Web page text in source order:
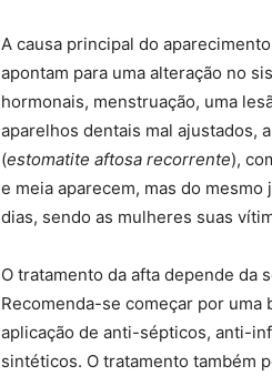
A causa principal do
apontam para uma alteração no
hormonais, menstruação, uma
aparelhos dentais mal ajustados,
(estomatite aftosa recorrente),
e meia aparecem, mas do
dias, sendo as mulheres suas
O tratamento da afta depende da
Recomenda-se começar por
aplicação de anti-sépticos, anti-
sintéticos. O tratamento também